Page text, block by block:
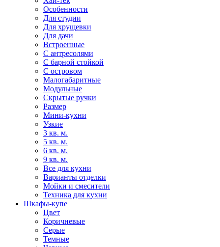
Особенности
Для студии
Для хрущевки
Для дачи
Встроенные
С антресолями
С барной стойкой
С островом
Малогабаритные
Модульные
Скрытые ручки
Размер
Мини-кухни
Узкие
3 кв. м.
5 кв. м.
6 кв. м.
9 кв. м.
Все для кухни
Варианты отделки
Мойки и смесители
Техника для кухни
Шкафы-купе
Цвет
Коричневые
Серые
Темные